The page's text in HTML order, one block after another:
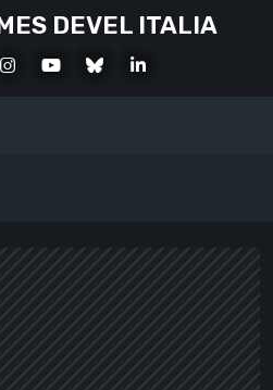
DEVEL ITALIA
InstagramYoutubeBlueskyLinkedIn